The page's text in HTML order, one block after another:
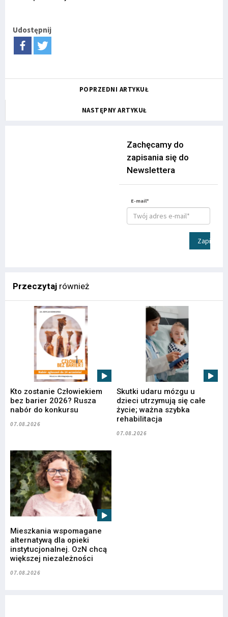
Udostępnij
POPRZEDNI ARTYKUŁ
NASTĘPNY ARTYKUŁ
Zachęcamy do
zapisania się do
Newslettera
E-mail*
Zapisz
Przeczytaj również
Kto zostanie Człowiekiem
bez barier 2026? Rusza
nabór do konkursu
07.08.2026
Skutki udaru mózgu u
dzieci utrzymują się całe
życie; ważna szybka
rehabilitacja
07.08.2026
Mieszkania wspomagane
alternatywą dla opieki
instytucjonalnej. OzN chcą
większej niezależności
07.08.2026